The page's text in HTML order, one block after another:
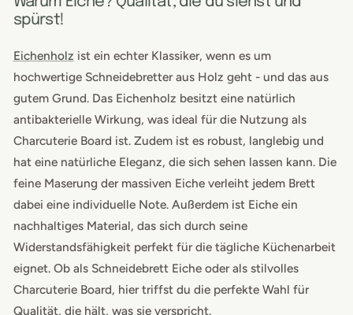
spürst!
Eichenholz ist ein echter Klassiker, wenn es um
hochwertige Schneidebretter aus Holz geht - und das aus
gutem Grund. Das Eichenholz besitzt eine natürlich
antibakterielle Wirkung, was ideal für die Nutzung als
Charcuterie Board ist. Zudem ist es robust, langlebig und
hat eine natürliche Eleganz, die sich sehen lassen kann. Die
feine Maserung der massiven Eiche verleiht jedem Brett
dabei eine individuelle Note. Außerdem ist Eiche ein
nachhaltiges Material, das sich durch seine
Widerstandsfähigkeit perfekt für die tägliche Küchenarbeit
eignet. Ob als Schneidebrett Eiche oder als stilvolles
Charcuterie Board, hier triffst du die perfekte Wahl für
Qualität, die hält, was sie verspricht.